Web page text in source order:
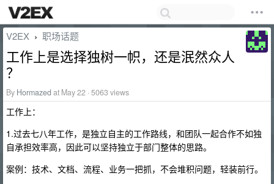
V2EX › 职场话题
工作上是选择独树一帜，还是泯然众人
？
By Hormazed at May 22 · 5063 views
工作上：
1.过去七八年工作，是独立自主的工作路线，和团队一起合作不如独
自承担效率高，因此可以坚持独立于部门整体的思路。
案例：技术、文档、流程、业务一把抓，不会堆积问题，轻装前行。